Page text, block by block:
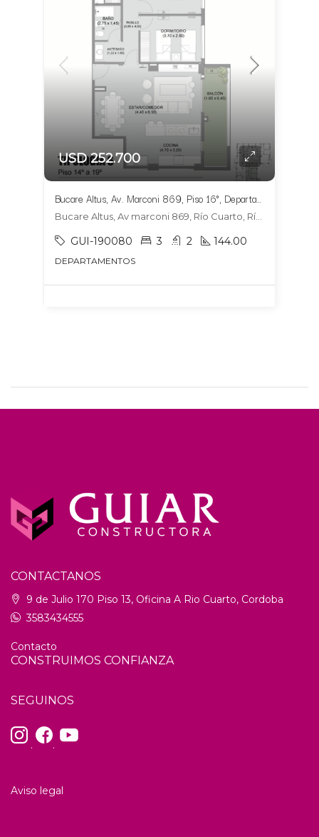
USD 252.700
Bucare Altus, Av. Marconi 869, Piso 16°, Departamento 1604, Tipologia 6
Bucare Altus, Av marconi 869, Río Cuarto, Río Cuarto
GUI-190080 3 2 144.00
DEPARTAMENTOS
CONTACTANOS
9 de Julio 170 Piso 13, Oficina A Rio Cuarto, Cordoba
3583434555
Contacto
CONSTRUIMOS CONFIANZA
SEGUINOS
. .
Aviso legal